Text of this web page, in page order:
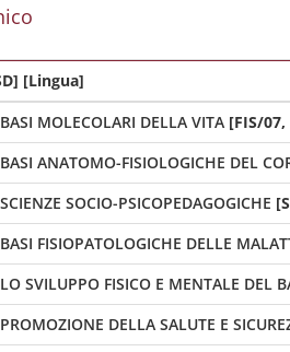
Insegnamento [SSD] [Lingua]
BASI MOLECOLARI DELLA VITA [FIS/
BASI ANATOMO-FISIOLOGICHE DEL
SCIENZE SOCIO-PSICOPEDAGOGICHE
BASI FISIOPATOLOGICHE DELLE
LO SVILUPPO FISICO E MENTALE DEL
PROMOZIONE DELLA SALUTE E